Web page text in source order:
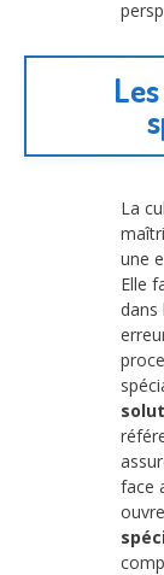
La
une
Elle
dans
face